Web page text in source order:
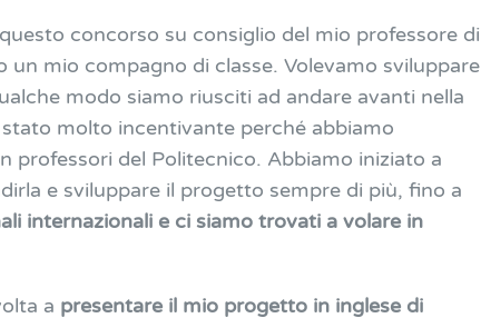
concorso su consiglio del mio professore di
mio compagno di classe. Volevamo sviluppare
modo siamo riusciti ad andare avanti nella
molto incentivante perché abbiamo
professori del Politecnico. Abbiamo iniziato a
e sviluppare il progetto sempre di più, fino a
internazionali e ci siamo trovati a volare in
a presentare il mio progetto in inglese di